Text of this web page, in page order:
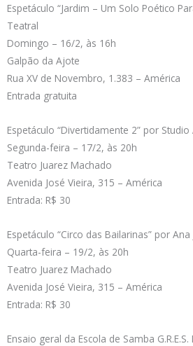
Espetáculo “Jardim – Um Solo Poético
Teatral
Domingo – 16/2, às 16h
Galpão da Ajote
Rua XV de Novembro, 1.383 – América
Entrada gratuita
Espetáculo “Divertidamente 2” por Studio
Segunda-feira – 17/2, às 20h
Teatro Juarez Machado
Avenida José Vieira, 315 – América
Entrada: R$ 30
Espetáculo “Circo das Bailarinas” por
Quarta-feira – 19/2, às 20h
Teatro Juarez Machado
Avenida José Vieira, 315 – América
Entrada: R$ 30
Ensaio geral da Escola de Samba